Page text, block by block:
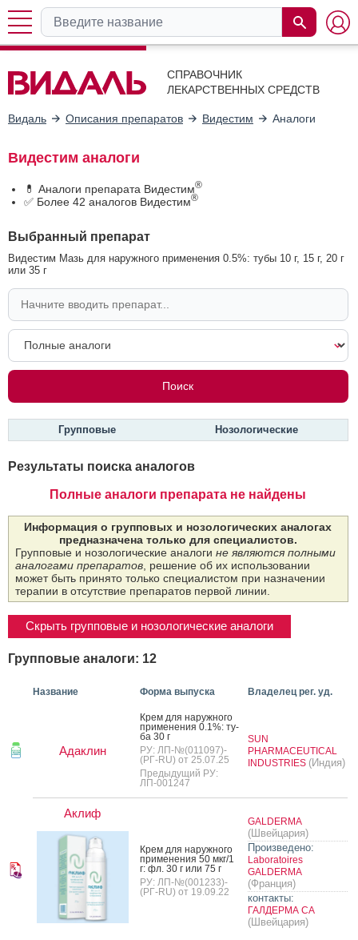
СПРАВОЧНИК
ЛЕКАРСТВЕННЫХ СРЕДСТВ
Видаль Описания препаратов Видестим Аналоги
Видестим аналоги
💊 Аналоги препарата Видестим®
✅ Более 42 аналогов Видестим®
Выбранный препарат
Видестим Мазь для наружного применения 0.5%: тубы 10 г, 15 г, 20 г
или 35 г
Групповые Нозологические
Результаты поиска аналогов
Полные аналоги препарата не найдены
Информация о групповых и нозологических аналогах
предназначена только для специалистов.
Групповые и нозологические аналоги не являются полными
аналогами препаратов , решение об их использовании
может быть принято только специалистом при назначении
терапии в отсутствие препаратов первой линии.
Скрыть групповые и нозологические аналоги
Групповые аналоги: 12
Название Форма выпуска Владелец рег. уд.
Адаклин
Крем для на­руж­но­го
при­мене­ния 0.1%: ту­
ба 30 г
РУ: ЛП-№(011097)-
(РГ-RU) от 25.07.25
Предыдущий РУ:
ЛП-001247
SUN
PHARMACEUTICAL
INDUSTRIES (Индия)
Аклиф
Крем для на­руж­но­го
при­мене­ния 50 мкг/1
г: фл. 30 г или 75 г
РУ: ЛП-№(001233)-
(РГ-RU) от 19.09.22
GALDERMA
(Швейцария)
Произведено:
Laboratoires
GALDERMA
(Франция)
контакты:
ГАЛДЕРМА СА
(Швейцария)